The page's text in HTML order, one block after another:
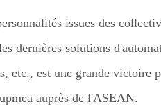
issues des
dernières solutions
etc., est une grande victoire
auprès de l'ASEAN.